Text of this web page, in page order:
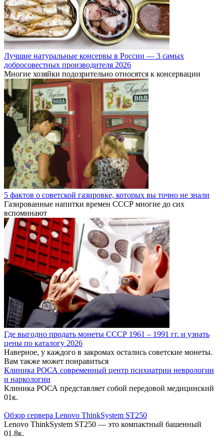
Лучшие натуральные консервы в России — 3 самых
добросовестных производителя 2026
Многие хозяйки подозрительно относятся к консервации
5 фактов о советской газировке, которых вы точно не знали
Газированные напитки времен СССР многие до сих
вспоминают
Где выгодно продать монеты СССР 1961 – 1991 гг. и узнать
цены по каталогу 2026
Наверное, у каждого в закромах остались советские монеты.
Вам также может понравиться
Клиника РОСА современный центр психиатрии неврологии
и наркологии
Клиника РОСА представляет собой передовой медицинский
01к.
Обзор сервера Lenovo ThinkSystem ST250
Lenovo ThinkSystem ST250 — это компактный башенный
01.8к.